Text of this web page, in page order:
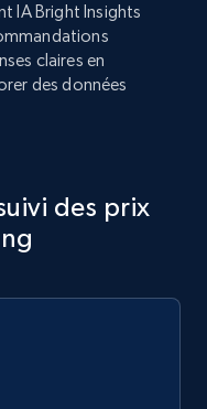
IA Bright Insights
claires en
des données
des prix